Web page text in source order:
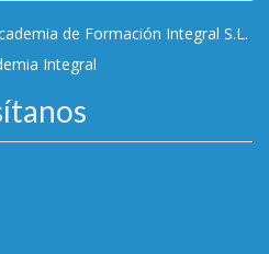
de Formación Integral S.L.